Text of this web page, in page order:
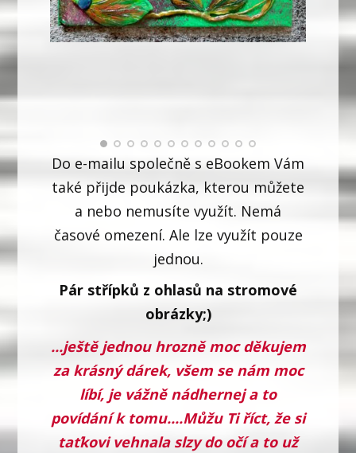
Do e-mailu společně s eBookem Vám
také přijde poukázka, kterou můžete
a nebo nemusíte využít. Nemá
časové omezení. Ale lze využít pouze
jednou.
Pár střípků z ohlasů na stromové
obrázky;)
...ještě jednou hrozně moc děkujem
za krásný dárek, všem se nám moc
líbí, je vážně nádhernej a to
povídání k tomu....Můžu Ti říct, že si
taťkovi vehnala slzy do očí a to už